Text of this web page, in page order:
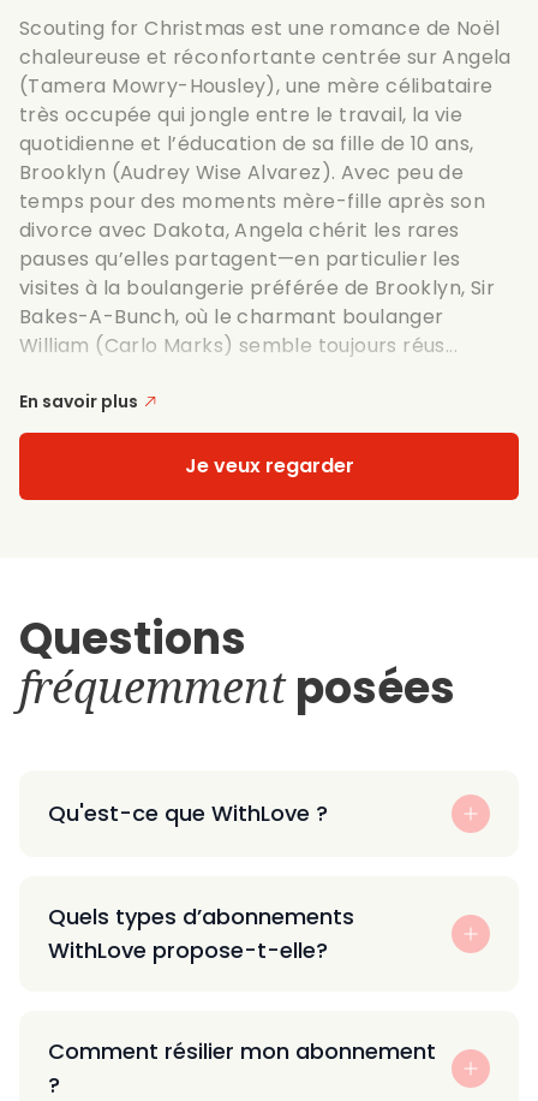
Scouting for Christmas est une romance de Noël
chaleureuse et réconfortante centrée sur Angela
(Tamera Mowry-Housley), une mère célibataire
très occupée qui jongle entre le travail, la vie
quotidienne et l’éducation de sa fille de 10 ans,
Brooklyn (Audrey Wise Alvarez). Avec peu de
temps pour des moments mère-fille après son
divorce avec Dakota, Angela chérit les rares
pauses qu’elles partagent—en particulier les
visites à la boulangerie préférée de Brooklyn, Sir
Bakes-A-Bunch, où le charmant boulanger
William (Carlo Marks) semble toujours réus...
En savoir plus
Je veux regarder
Questions
fréquemmentposées
Qu'est-ce que WithLove ?
Quels types d’abonnements
WithLove propose-t-elle?
Comment résilier mon abonnement
?